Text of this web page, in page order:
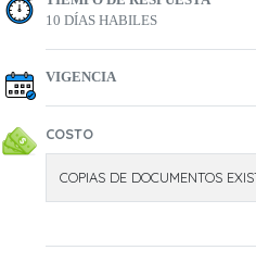
10 DÍAS HABILES
VIGENCIA
COSTO
COPIAS DE DOCUMENTOS